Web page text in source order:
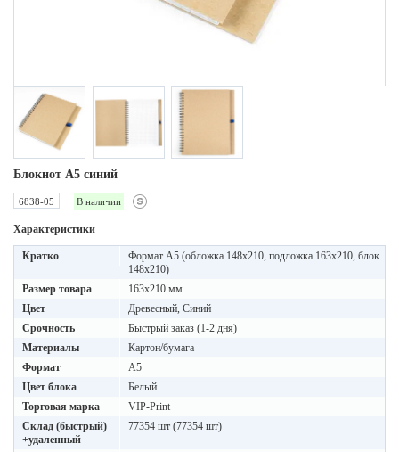
Блокнот A5 синий
6838-05 В наличии
Характеристики
Кратко
Формат А5 (обложка 148х210, подложка 163х210, блок
148х210)
Размер товара
163х210 мм
Цвет
Древесный, Синий
Срочность
Быстрый заказ (1-2 дня)
Материалы
Картон/бумага
Формат
A5
Цвет блока
Белый
Торговая марка
VIP-Print
Склад (быстрый)
+удаленный
77354 шт (77354 шт)